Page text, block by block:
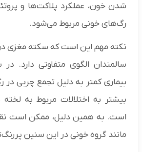
شدن خون، عملکرد پلاکت‌ها و
رگ‌های خونی مربوط می‌شود.
نکته مهم این است که سکته مغزی
سالمندان الگوی متفاوتی دارد.
بیماری کمتر به دلیل تجمع چربی
بیشتر به اختلالات مربوط به
است. به همین دلیل، ممکن است
مانند گروه خونی در این سنین